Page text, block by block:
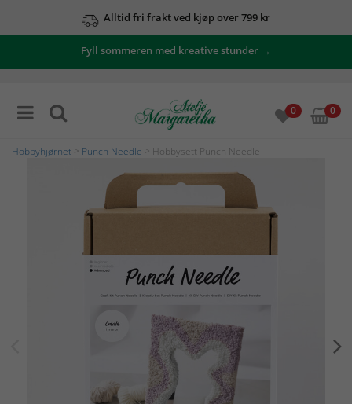
Alltid fri frakt ved kjøp over 799 kr
Fyll sommeren med kreative stunder →
0 0
Hobbyhjørnet Punch Needle > Hobbysett Punch Needle